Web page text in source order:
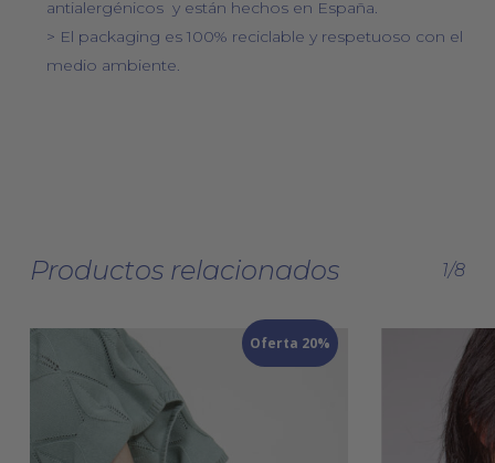
antialergénicos y están hechos en España.
> El packaging es 100% reciclable y respetuoso con el
medio ambiente.
Productos relacionados 1/8
Oferta 20%